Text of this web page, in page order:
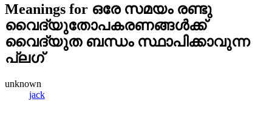
Meanings for ഒരേ സമയം രണ്ടു
വൈദ്യുതോപകരണങ്ങള്‍ക്ക്‌
വൈദ്യുത ബന്ധം സ്ഥാപിക്കാവുന്ന
പ്ലഗ്
unknown
jack